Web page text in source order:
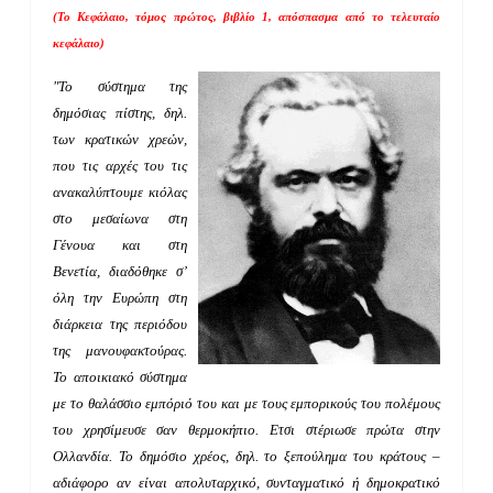
(Το Κεφάλαιο, τόμος πρώτος, βιβλίο 1, απόσπασμα από το τελευταίο
κεφάλαιο)
"Το σύστημα της
δημόσιας πίστης, δηλ.
των κρατικών χρεών,
που τις αρχές του τις
ανακαλύπτουμε κιόλας
στο μεσαίωνα στη
Γένουα και στη
Βενετία, διαδόθηκε σ’
όλη την Ευρώπη στη
διάρκεια της περιόδου
της μανουφακτούρας.
Το αποικιακό σύστημα
με το θαλάσσιο εμπόριό του και με τους εμπορικούς του πολέμους
του χρησίμευσε σαν θερμοκήπιο. Ετσι στέριωσε πρώτα στην
Ολλανδία. Το δημόσιο χρέος, δηλ. το ξεπούλημα του κράτους –
αδιάφορο αν είναι απολυταρχικό, συνταγματικό ή δημοκρατικό